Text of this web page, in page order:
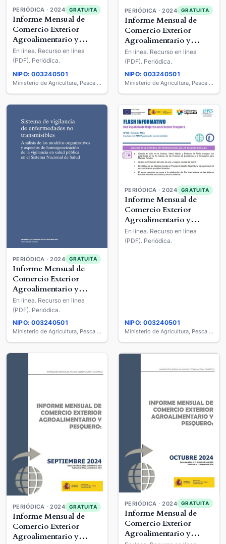
PERIÓDICA · 2024 GRATUITA
Informe Mensual de
Comercio Exterior
Agroalimentario y
Pesquero
En línea. Recurso en línea
(PDF). Periódica.
NIPO: 003240501
Ministerio de Agricultura, Pesca y Alimentación
PERIÓDICA · 2024 GRATUITA
Informe Mensual de
Comercio Exterior
Agroalimentario y
Pesquero
En línea. Recurso en línea
(PDF). Periódica.
NIPO: 003240501
Ministerio de Agricultura, Pesca y Alimentación
PERIÓDICA · 2024 GRATUITA
Informe Mensual de
Comercio Exterior
Agroalimentario y
Pesquero
En línea. Recurso en línea
(PDF). Periódica.
NIPO: 003240501
Ministerio de Agricultura, Pesca y Alimentación
PERIÓDICA · 2024 GRATUITA
Informe Mensual de
Comercio Exterior
Agroalimentario y
Pesquero
En línea. Recurso en línea
(PDF). Periódica.
NIPO: 003240501
Ministerio de Agricultura, Pesca y Alimentación
PERIÓDICA · 2024 GRATUITA
Informe Mensual de
Comercio Exterior
Agroalimentario y
PERIÓDICA · 2024 GRATUITA
Informe Mensual de
Comercio Exterior
Agroalimentario y